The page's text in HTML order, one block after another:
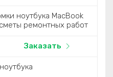
ноутбука MacBook
ремонтных работ
Заказать